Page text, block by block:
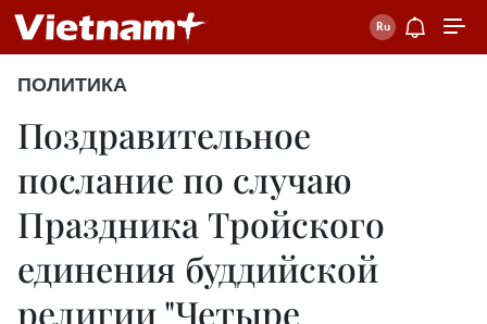
ПОЛИТИКА
Поздравительное
послание по случаю
Праздника Тройского
единения буддийской
религии "Четыре